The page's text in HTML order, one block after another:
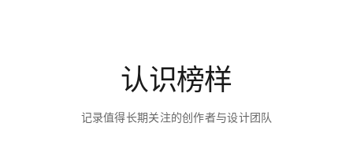
认识榜样
记录值得长期关注的创作者与设计团队